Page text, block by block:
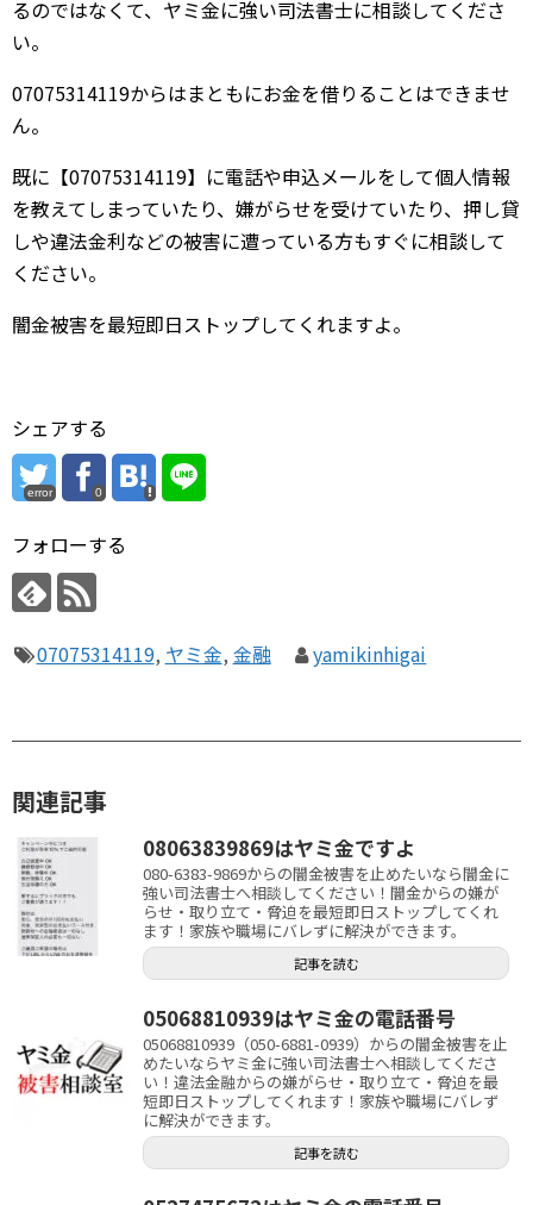
るのではなくて、ヤミ金に強い司法書士に相談してくださ
い。
07075314119からはまともにお金を借りることはできませ
ん。
既に【07075314119】に電話や申込メールをして個人情報
を教えてしまっていたり、嫌がらせを受けていたり、押し貸
しや違法金利などの被害に遭っている方もすぐに相談して
ください。
闇金被害を最短即日ストップしてくれますよ。
シェアする
error 0
フォローする
07075314119, ヤミ金, 金融 yamikinhigai
関連記事
08063839869はヤミ金ですよ
080-6383-9869からの闇金被害を止めたいなら闇金に
強い司法書士へ相談してください！闇金からの嫌が
らせ・取り立て・脅迫を最短即日ストップしてくれ
ます！家族や職場にバレずに解決ができます。
記事を読む
05068810939はヤミ金の電話番号
05068810939（050-6881-0939）からの闇金被害を止
めたいならヤミ金に強い司法書士へ相談してくださ
い！違法金融からの嫌がらせ・取り立て・脅迫を最
短即日ストップしてくれます！家族や職場にバレず
に解決ができます。
記事を読む